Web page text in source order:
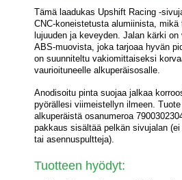
Tämä laadukas Upshift Racing -
CNC-koneistetusta alumiinista, mikä
lujuuden ja keveyden. Jalan kärki
ABS-muovista, joka tarjoaa hyvän
on suunniteltu vakiomittaiseksi
vaurioituneelle alkuperäisosalle.
Anodisoitu pinta suojaa jalkaa
pyörällesi viimeistellyn ilmeen.
alkuperäistä osanumeroa
pakkaus sisältää pelkän sivujalan
tai asennuspultteja).
Tuotteen hyödyt: